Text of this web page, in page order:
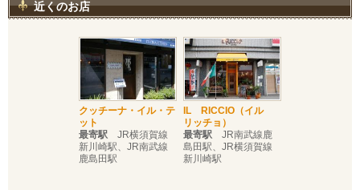
近くのお店
クッチーナ・イル・テ
ット
最寄駅 JR横須賀線
新川崎駅、JR南武線
鹿島田駅
IL RICCIO（イル
リッチョ）
最寄駅 JR南武線鹿
島田駅、JR横須賀線
新川崎駅